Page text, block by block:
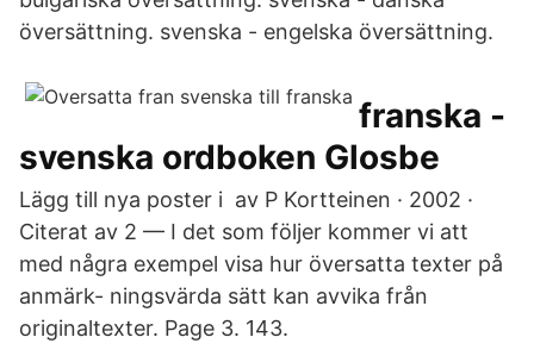
översättning. svenska - engelska översättning.
franska -
svenska ordboken Glosbe
Lägg till nya poster i av P Kortteinen · 2002 ·
Citerat av 2 — I det som följer kommer vi att
med några exempel visa hur översatta texter på
anmärk- ningsvärda sätt kan avvika från
originaltexter. Page 3. 143.